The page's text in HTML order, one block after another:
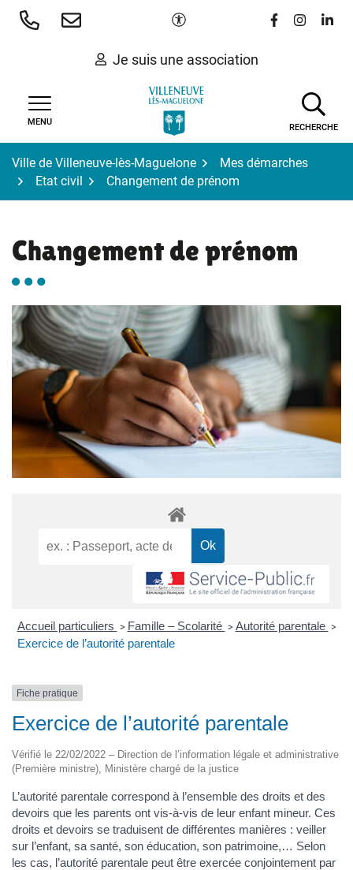
Aller
Paramètres d'accessibilité
Lien vers le
Lien vers
Lien
Je suis une association
MENU
RECHERCHE
Ville de Villeneuve-lès-Maguelone
Mes démarches
Etat civil
Changement de prénom
Changement de prénom
Accueil particuliers > Famille – Scolarité > Autorité parentale >
Exercice de l’autorité parentale
Fiche pratique
Exercice de l’autorité parentale
Vérifié le 22/02/2022 – Direction de l’information légale et administrative
(Première ministre), Ministère chargé de la justice
L’autorité parentale correspond à l’ensemble des droits et des
devoirs que les parents ont vis-à-vis de leur enfant mineur. Ces
droits et devoirs se traduisent de différentes manières : veiller
sur l’enfant, sa santé, son éducation, son patrimoine,… Selon
les cas, l’autorité parentale peut être exercée conjointement par